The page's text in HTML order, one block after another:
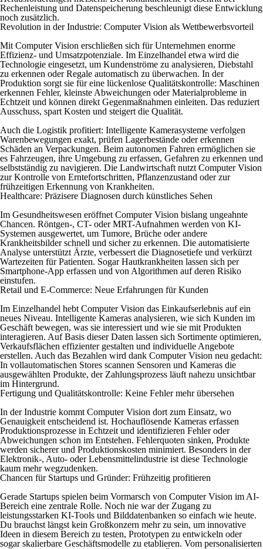
Rechenleistung und Datenspeicherung beschleunigt diese Entwicklung
noch zusätzlich.
Revolution in der Industrie: Computer Vision als Wettbewerbsvorteil
Mit Computer Vision erschließen sich für Unternehmen enorme
Effizienz- und Umsatzpotenziale. Im Einzelhandel etwa wird die
Technologie eingesetzt, um Kundenströme zu analysieren, Diebstahl
zu erkennen oder Regale automatisch zu überwachen. In der
Produktion sorgt sie für eine lückenlose Qualitätskontrolle: Maschinen
erkennen Fehler, kleinste Abweichungen oder Materialprobleme in
Echtzeit und können direkt Gegenmaßnahmen einleiten. Das reduziert
Ausschuss, spart Kosten und steigert die Qualität.
Auch die Logistik profitiert: Intelligente Kamerasysteme verfolgen
Warenbewegungen exakt, prüfen Lagerbestände oder erkennen
Schäden an Verpackungen. Beim autonomen Fahren ermöglichen sie
es Fahrzeugen, ihre Umgebung zu erfassen, Gefahren zu erkennen und
selbstständig zu navigieren. Die Landwirtschaft nutzt Computer Vision
zur Kontrolle von Erntefortschritten, Pflanzenzustand oder zur
frühzeitigen Erkennung von Krankheiten.
Healthcare: Präzisere Diagnosen durch künstliches Sehen
Im Gesundheitswesen eröffnet Computer Vision bislang ungeahnte
Chancen. Röntgen-, CT- oder MRT-Aufnahmen werden von KI-
Systemen ausgewertet, um Tumore, Brüche oder andere
Krankheitsbilder schnell und sicher zu erkennen. Die automatisierte
Analyse unterstützt Ärzte, verbessert die Diagnosetiefe und verkürzt
Wartezeiten für Patienten. Sogar Hautkrankheiten lassen sich per
Smartphone-App erfassen und von Algorithmen auf deren Risiko
einstufen.
Retail und E-Commerce: Neue Erfahrungen für Kunden
Im Einzelhandel hebt Computer Vision das Einkaufserlebnis auf ein
neues Niveau. Intelligente Kameras analysieren, wie sich Kunden im
Geschäft bewegen, was sie interessiert und wie sie mit Produkten
interagieren. Auf Basis dieser Daten lassen sich Sortimente optimieren,
Verkaufsflächen effizienter gestalten und individuelle Angebote
erstellen. Auch das Bezahlen wird dank Computer Vision neu gedacht:
In vollautomatischen Stores scannen Sensoren und Kameras die
ausgewählten Produkte, der Zahlungsprozess läuft nahezu unsichtbar
im Hintergrund.
Fertigung und Qualitätskontrolle: Keine Fehler mehr übersehen
In der Industrie kommt Computer Vision dort zum Einsatz, wo
Genauigkeit entscheidend ist. Hochauflösende Kameras erfassen
Produktionsprozesse in Echtzeit und identifizieren Fehler oder
Abweichungen schon im Entstehen. Fehlerquoten sinken, Produkte
werden sicherer und Produktionskosten minimiert. Besonders in der
Elektronik-, Auto- oder Lebensmittelindustrie ist diese Technologie
kaum mehr wegzudenken.
Chancen für Startups und Gründer: Frühzeitig profitieren
Gerade Startups spielen beim Vormarsch von Computer Vision im AI-
Bereich eine zentrale Rolle. Noch nie war der Zugang zu
leistungsstarken KI-Tools und Bilddatenbanken so einfach wie heute.
Du brauchst längst kein Großkonzern mehr zu sein, um innovative
Ideen in diesem Bereich zu testen, Prototypen zu entwickeln oder
sogar skalierbare Geschäftsmodelle zu etablieren. Vom personalisierten